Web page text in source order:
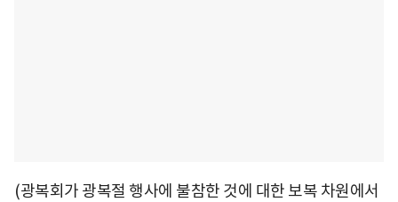
(광복회가 광복절 행사에 불참한 것에 대한 보복 차원에서